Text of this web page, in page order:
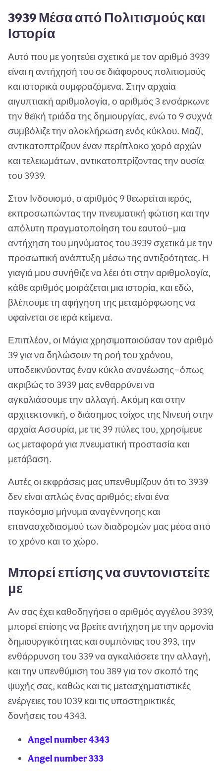
3939 Μέσα από Πολιτισμούς και
Ιστορία
Αυτό που με γοητεύει σχετικά με τον αριθμό 3939
είναι η αντήχησή του σε διάφορους πολιτισμούς
και ιστορικά συμφραζόμενα. Στην αρχαία
αιγυπτιακή αριθμολογία, ο αριθμός 3 ενσάρκωνε
την θεϊκή τριάδα της δημιουργίας, ενώ το 9 συχνά
συμβόλιζε την ολοκλήρωση ενός κύκλου. Μαζί,
αντικατοπτρίζουν έναν περίπλοκο χορό αρχών
και τελειωμάτων, αντικατοπτρίζοντας την ουσία
του 3939.
Στον Ινδουισμό, ο αριθμός 9 θεωρείται ιερός,
εκπροσωπώντας την πνευματική φώτιση και την
απόλυτη πραγματοποίηση του εαυτού—μια
αντήχηση του μηνύματος του 3939 σχετικά με την
προσωπική ανάπτυξη μέσω της αντιξοότητας. Η
γιαγιά μου συνήθιζε να λέει ότι στην αριθμολογία,
κάθε αριθμός μοιράζεται μια ιστορία, και εδώ,
βλέπουμε τη αφήγηση της μεταμόρφωσης να
υφαίνεται σε ιερά κείμενα.
Επιπλέον, οι Μάγια χρησιμοποιούσαν τον αριθμό
39 για να δηλώσουν τη ροή του χρόνου,
υποδεικνύοντας έναν κύκλο ανανέωσης—όπως
ακριβώς το 3939 μας ενθαρρύνει να
αγκαλιάσουμε την αλλαγή. Ακόμη και στην
αρχιτεκτονική, ο διάσημος τοίχος της Νινευή στην
αρχαία Ασσυρία, με τις 39 πύλες του, χρησίμευε
ως μεταφορά για πνευματική προστασία και
μετάβαση.
Αυτές οι εκφράσεις μας υπενθυμίζουν ότι το 3939
δεν είναι απλώς ένας αριθμός; είναι ένα
παγκόσμιο μήνυμα αναγέννησης και
επανασχεδιασμού των διαδρομών μας μέσα από
το χρόνο και το χώρο.
Μπορεί επίσης να συντονιστείτε
με
Αν σας έχει καθοδηγήσει ο αριθμός αγγέλου 3939,
μπορεί επίσης να βρείτε αντήχηση με την αρμονία
δημιουργικότητας και συμπόνιας του 393, την
ενθάρρυνση του 339 να αγκαλιάσετε την αλλαγή,
και την υπενθύμιση του 389 για τον σκοπό της
ψυχής σας, καθώς και τις μετασχηματιστικές
ενέργειες του 1039 και τις υποστηρικτικές
δονήσεις του 4343.
Angel number 4343
Angel number 333